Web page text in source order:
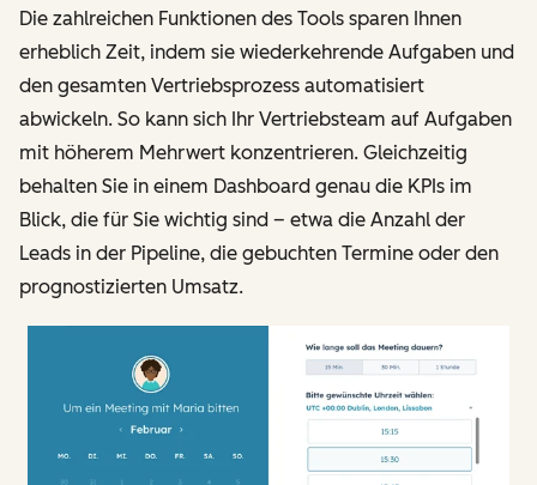
Die zahlreichen Funktionen des Tools sparen Ihnen
erheblich Zeit, indem sie wiederkehrende Aufgaben und
den gesamten Vertriebsprozess automatisiert
abwickeln. So kann sich Ihr Vertriebsteam auf Aufgaben
mit höherem Mehrwert konzentrieren. Gleichzeitig
behalten Sie in einem Dashboard genau die KPIs im
Blick, die für Sie wichtig sind – etwa die Anzahl der
Leads in der Pipeline, die gebuchten Termine oder den
prognostizierten Umsatz.